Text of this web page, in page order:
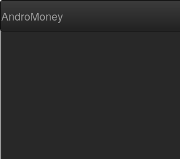
AndroMoney